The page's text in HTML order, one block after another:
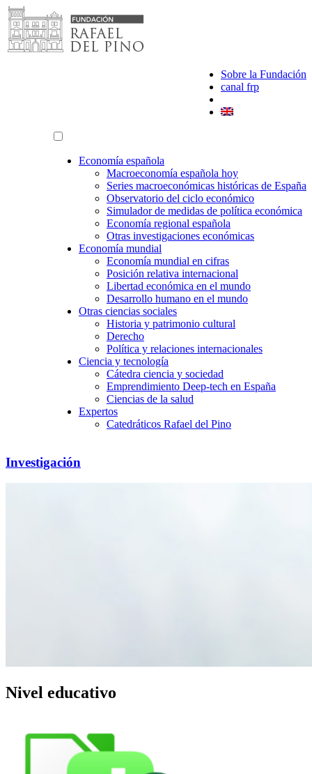
Saltar
al
contenido
Sobre la Fundación
canal frp
Economía española
Macroeconomía española hoy
Series macroeconómicas históricas de España
Observatorio del ciclo económico
Simulador de medidas de política económica
Economía regional española
Otras investigaciones económicas
Economía mundial
Economía mundial en cifras
Posición relativa internacional
Libertad económica en el mundo
Desarrollo humano en el mundo
Otras ciencias sociales
Historia y patrimonio cultural
Derecho
Política y relaciones internacionales
Ciencia y tecnología
Cátedra ciencia y sociedad
Emprendimiento Deep-tech en España
Ciencias de la salud
Expertos
Catedráticos Rafael del Pino
Investigación
Nivel educativo